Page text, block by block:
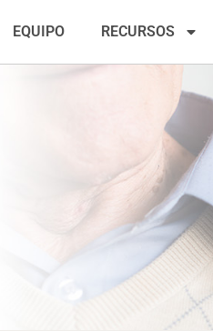
EQUIPO RECURSOS